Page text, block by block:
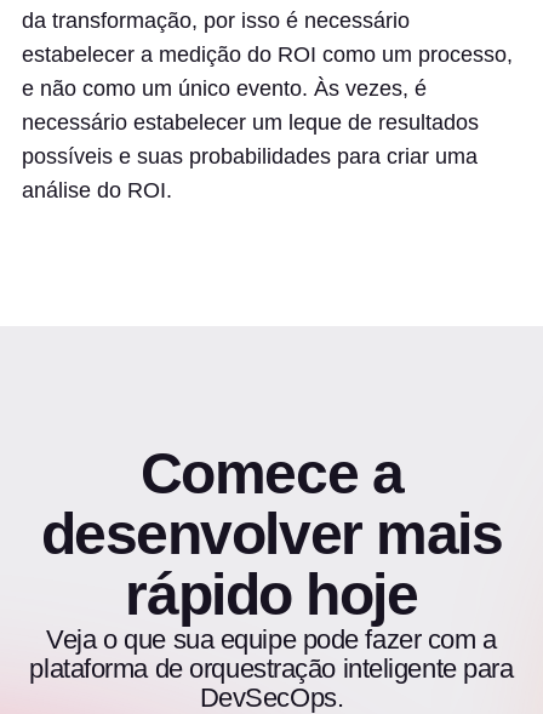
da transformação, por isso é necessário
estabelecer a medição do ROI como um processo,
e não como um único evento. Às vezes, é
necessário estabelecer um leque de resultados
possíveis e suas probabilidades para criar uma
análise do ROI.
Comece a
desenvolver mais
rápido hoje
Veja o que sua equipe pode fazer com a
plataforma de orquestração inteligente para
DevSecOps.